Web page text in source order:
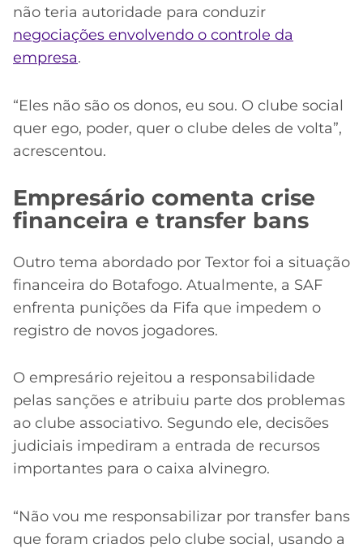
não teria autoridade para conduzir
negociações envolvendo o controle da
empresa.
“Eles não são os donos, eu sou. O clube social
quer ego, poder, quer o clube deles de volta”,
acrescentou.
Empresário comenta crise
financeira e transfer bans
Outro tema abordado por Textor foi a situação
financeira do Botafogo. Atualmente, a SAF
enfrenta punições da Fifa que impedem o
registro de novos jogadores.
O empresário rejeitou a responsabilidade
pelas sanções e atribuiu parte dos problemas
ao clube associativo. Segundo ele, decisões
judiciais impediram a entrada de recursos
importantes para o caixa alvinegro.
“Não vou me responsabilizar por transfer bans
que foram criados pelo clube social, usando a